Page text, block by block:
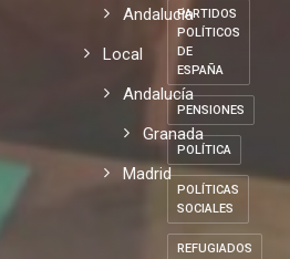
Andalucia
Local
Andalucía
Granada
Madrid
PARTIDOS
POLÍTICOS
DE
ESPAÑA
PENSIONES
POLÍTICA
POLÍTICAS
SOCIALES
REFUGIADOS